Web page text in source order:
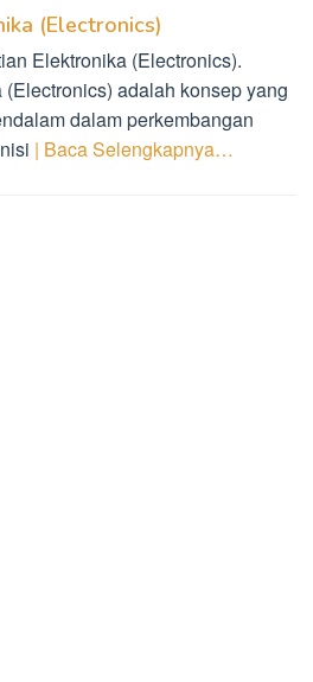
(Electronics)
Elektronika (Electronics).
adalah konsep yang
dalam perkembangan
| Baca Selengkapnya…